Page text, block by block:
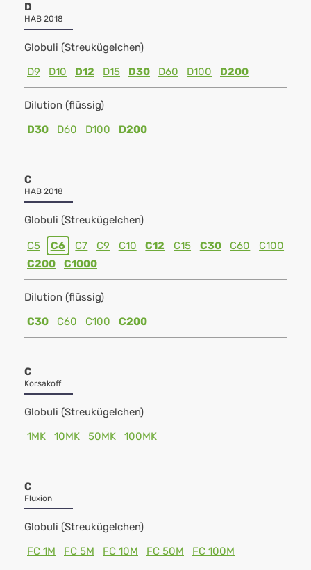
D
HAB 2018
Globuli (Streukügelchen)
D9
D10 D12 D15 D30 D60 D100 D200
Dilution (flüssig)
D30
D60 D100 D200
C
HAB 2018
Globuli (Streukügelchen)
C5 C6 C7 C9 C10 C12 C15 C30 C60
C100
C200
C1000
Dilution (flüssig)
C30
C60 C100 C200
C
Korsakoff
Globuli (Streukügelchen)
1MK
10MK 50MK 100MK
C
Fluxion
Globuli (Streukügelchen)
FC 1M
FC 5M FC 10M FC 50M FC 100M